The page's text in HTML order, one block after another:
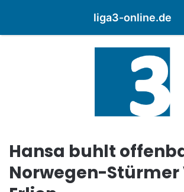
liga3-online.de
Hansa buhlt
Norwegen-Stürmer